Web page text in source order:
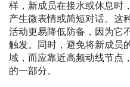
样，新成员在接水或休息时
产生微表情或简短对话。这
活动更易降低防备，因为它
触发。同时，避免将新成员
域，而应靠近高频动线节点
的一部分。